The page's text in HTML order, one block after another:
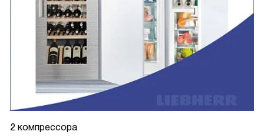
2 компрессора